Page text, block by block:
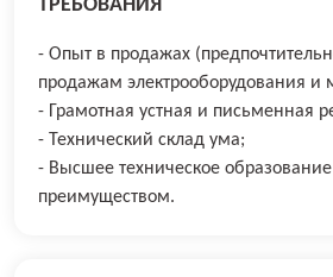
ТРЕБОВАНИЯ
- Опыт в продажах
продажам электрооборудования и
- Грамотная устная и письменная
- Технический склад ума;
- Высшее техническое образование
преимуществом.